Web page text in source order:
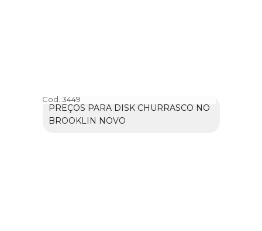
Cod.:3449
PREÇOS PARA DISK CHURRASCO NO
BROOKLIN NOVO